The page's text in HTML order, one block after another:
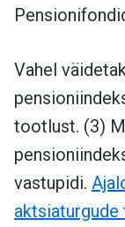
Vahel
tootlust. (3)
vastupidi.